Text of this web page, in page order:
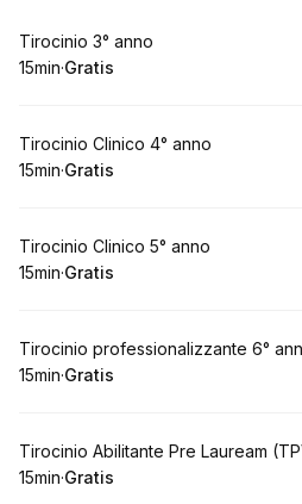
Prenota
Tirocinio 3° anno
.Durata:
15min·
.Prezzo
Gratis
Prenota
Tirocinio Clinico 4° anno
.Durata:
15min·
.Prezzo
Gratis
Prenota
Tirocinio Clinico 5° anno
.Durata:
15min·
.Prezzo
Gratis
Prenota
Tirocinio professionalizzante 6°
.Durata:
15min·
.Prezzo
Gratis
Prenota
Tirocinio Abilitante Pre Lauream
.Durata:
15min·
.Prezzo
Gratis